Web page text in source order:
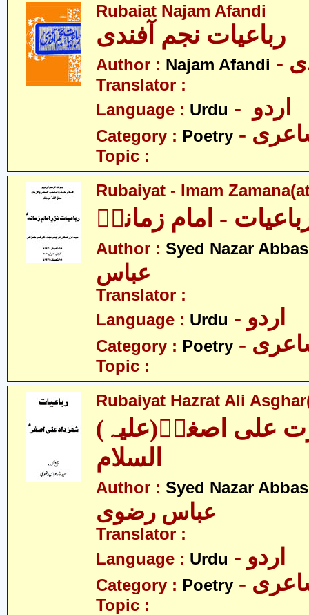
Rubaiat Najam Afandi
رباعیات نجم آفندی
Author : Najam Afandi
Translator :
Language : Urdu
Category : Poetry
Topic :
Rubaiyat - Imam
- امام زمانہؑ
Author : Syed Nazar Abbas
عباس
Translator :
Language : Urdu - اردو
Category : Poetry
Topic :
Rubaiyat Hazrat Ali
(رباعیات حضرت علی اصغرؑ(علیہ
السلام
Author : Syed Nazar
عباس رضوی
Translator :
Language : Urdu - اردو
Category : Poetry
Topic :